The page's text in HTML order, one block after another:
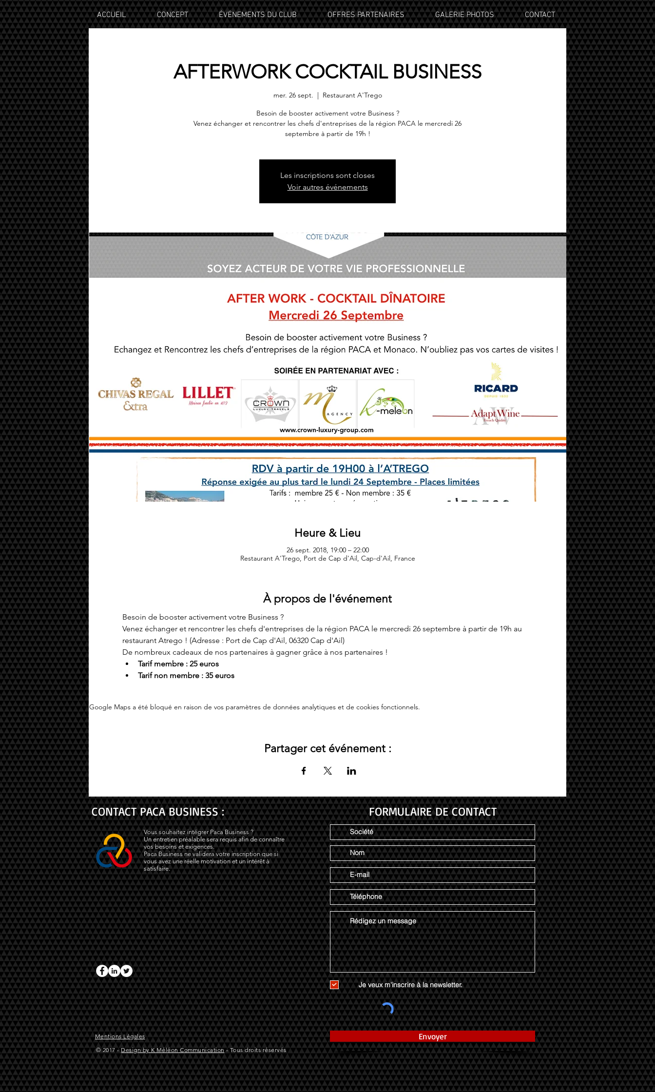
ACCUEIL CONCEPT ÉVÉNEMENTS DU CLUB OFFRES PARTENAIRES GALERIE PHOTOS CONTACT
AFTERWORK COCKTAIL BUSINESS
mer. 26 sept.
  |
Restaurant A'Trego
Besoin de booster activement votre Business ?
Venez échanger et rencontrer les chefs d'entreprises de la région PACA le mercredi 26
Les inscriptions sont closes
Voir autres événements
Heure & Lieu
26 sept. 2018, 19:00 – 22:00
Restaurant A'Trego, Port de Cap d'Ail, Cap-d'Ail, France
À propos de l'événement
Besoin de booster activement votre Business ?
Venez échanger et rencontrer les chefs d'entreprises de la région PACA le mercredi 26 septembre à partir de 19h au
restaurant Atrego ! (Adresse : Port de Cap d'Ail, 06320 Cap d'Ail)
De nombreux cadeaux de nos partenaires à gagner grâce à nos partenaires !
Tarif membre : 25 euros
Tarif non membre : 35 euros
Google Maps a été bloqué en raison de vos paramètres de données analytiques et de cookies fonctionnels.
Partager cet événement :
CONTACT PACA BUSINESS :
© 2017 -DesignbyK Méléon Communication- Tous droits réservés
Vous souhaitez intégrer Paca Business ?
Un entretien préalable sera requis afin de connaître
vos besoins et exigences.
Paca Business ne validera votre inscription que si
vous avez une réelle motivation et un intérêt à
satisfaire.
Mentions Légales
FORMULAIRE DE CONTACT
Je veux m'inscrire à la newsletter.
Envoyer